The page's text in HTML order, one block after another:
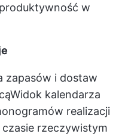
w
zapasów i dostaw
Widok kalendarza
realizacji
rzeczywistym